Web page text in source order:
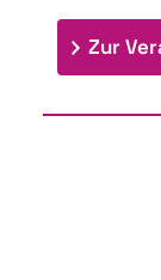
Zur